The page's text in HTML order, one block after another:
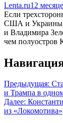
Lenta.ru12
Если
США и Украины
и Владимира
чем полуостров
Предыдущая:
и Трампа в
Далее:
из «Локомотива»